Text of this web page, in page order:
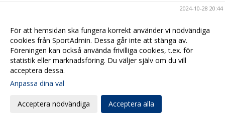
2024-10-28 20:44
2024-10-27 10:00
2024-10-25 20:44
2024-10-25 10:00
För att hemsidan ska fungera korrekt använder vi nödvändiga
cookies från SportAdmin. Dessa går inte att stänga av.
Föreningen kan också använda frivilliga cookies, t.ex. för
statistik eller marknadsföring. Du väljer själv om du vill
acceptera dessa.
Anpassa dina val
Acceptera nödvändiga Acceptera alla